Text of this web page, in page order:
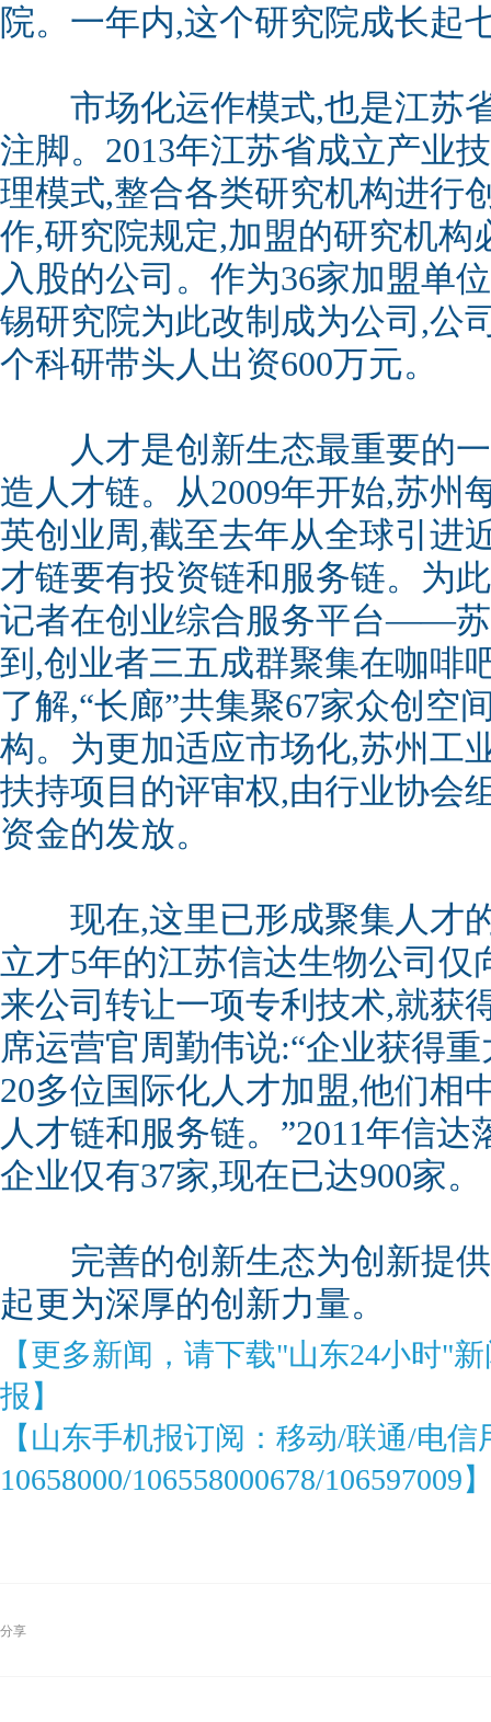
院。一年内,这个研究院成长起
市场化运作模式,也是江苏
注脚。2013年江苏省成立产业
理模式,整合各类研究机构进行
作,研究院规定,加盟的研究机构
入股的公司。作为36家加盟单
锡研究院为此改制成为公司,公
个科研带头人出资600万元。
人才是创新生态最重要的一
造人才链。从2009年开始,苏州
英创业周,截至去年从全球引进
才链要有投资链和服务链。为
记者在创业综合服务平台——
到,创业者三五成群聚集在咖啡
了解,“长廊”共集聚67家众创空
构。为更加适应市场化,苏州工
扶持项目的评审权,由行业协会
资金的发放。
现在,这里已形成聚集人才的
立才5年的江苏信达生物公司仅
来公司转让一项专利技术,就获
席运营官周勤伟说:“企业获得
20多位国际化人才加盟,他们相
人才链和服务链。”2011年信
企业仅有37家,现在已达900家。
完善的创新生态为创新提供
起更为深厚的创新力量。
【更多新闻，请下载"山东24小时"
报】
【山东手机报订阅：移动/联通/电
10658000/106558000678/106597009
分享